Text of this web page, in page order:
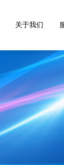
关于我们